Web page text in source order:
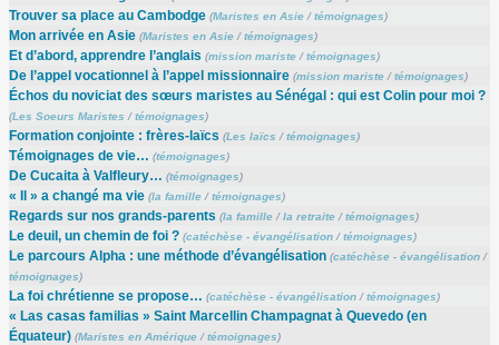
Trouver sa place au Cambodge (Maristes en Asie/témoignages)
Mon arrivée en Asie (Maristes en Asie/témoignages)
Et d’abord, apprendre l’anglais (mission mariste/témoignages)
De l’appel vocationnel à l’appel missionnaire (mission mariste/témoignages)
Échos du noviciat des sœurs maristes au Sénégal : qui est Colin pour moi ?
(Les Soeurs Maristes /témoignages)
Formation conjointe : frères-laïcs (Les laïcs /témoignages)
Témoignages de vie… (témoignages)
De Cucaita à Valfleury… (témoignages)
« Il » a changé ma vie (la famille/témoignages)
Regards sur nos grands-parents (la famille/la retraite/témoignages)
Le deuil, un chemin de foi ? (catéchèse - évangélisation/témoignages)
Le parcours Alpha : une méthode d’évangélisation (catéchèse - évangélisation/
témoignages)
La foi chrétienne se propose… (catéchèse - évangélisation/témoignages)
« Las casas familias » Saint Marcellin Champagnat à Quevedo (en
Équateur) (Maristes en Amérique/témoignages)